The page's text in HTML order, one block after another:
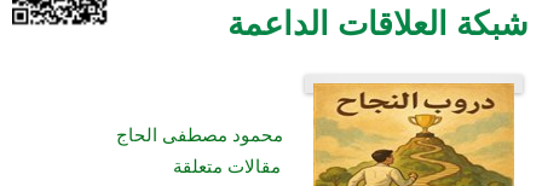
شبكة العلاقات الداعمة
محمود مصطفى الحاج
مقالات متعلقة